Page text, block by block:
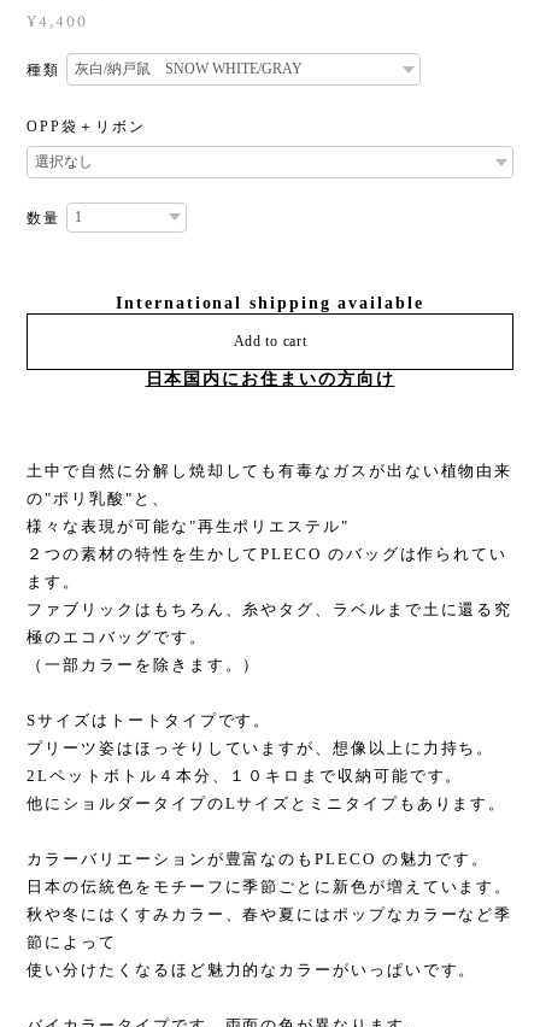
¥4,400
種類
OPP袋＋リボン
数量
International shipping available
Add to cart
日本国内にお住まいの方向け
土中で自然に分解し焼却しても有毒なガスが出ない植物由来
の"ポリ乳酸"と、
様々な表現が可能な"再生ポリエステル"
２つの素材の特性を生かしてPLECO のバッグは作られてい
ます。
ファブリックはもちろん、糸やタグ、ラベルまで土に還る究
極のエコバッグです。
（一部カラーを除きます。）
Sサイズはトートタイプです。
プリーツ姿はほっそりしていますが、想像以上に力持ち。
2Lペットボトル４本分、１０キロまで収納可能です。
他にショルダータイプのLサイズとミニタイプもあります。
カラーバリエーションが豊富なのもPLECO の魅力です。
日本の伝統色をモチーフに季節ごとに新色が増えています。
秋や冬にはくすみカラー、春や夏にはポップなカラーなど季
節によって
使い分けたくなるほど魅力的なカラーがいっぱいです。